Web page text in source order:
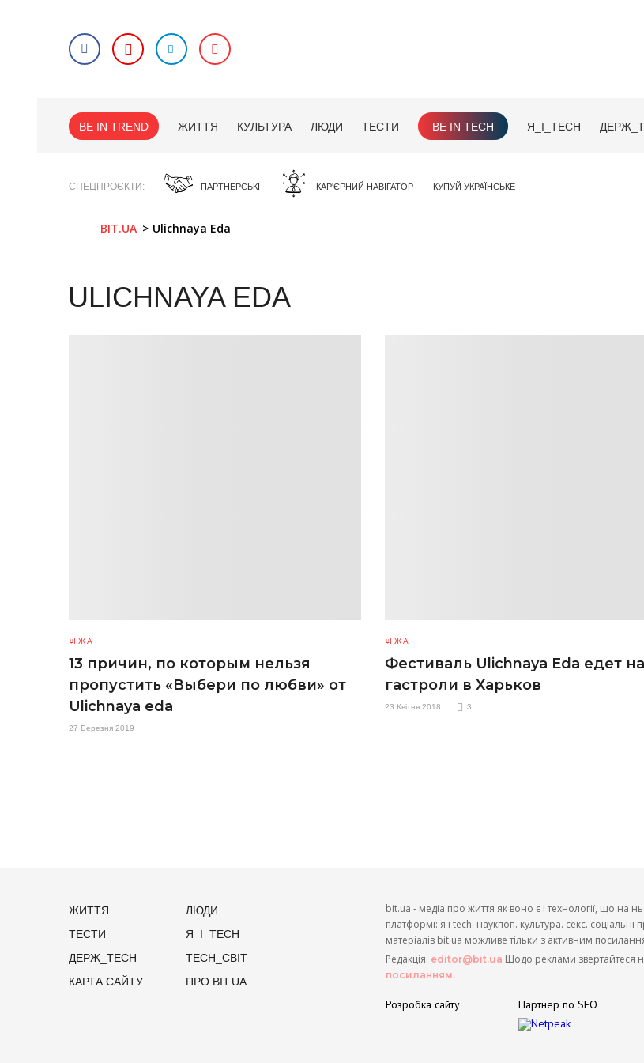
BE IN TREND ЖИТТЯ КУЛЬТУРА ЛЮДИ ТЕСТИ BE IN TECH Я_І_TECH
СПЕЦПРОЄКТИ ПАРТНЕРСЬКІ КАР'ЄРНИЙ НАВІГАТОР КУПУЙ УКРАЇНСЬКЕ
BIT.UA Ulichnaya Eda
ULICHNAYA EDA
ЇЖА
13 причин, по которым нельзя
пропустить «Выбери по любви» от
Ulichnaya eda
27 Березня 2019
ЇЖА
Фестиваль Ulichnaya Eda едет на
гастроли в Харьков
23 Квітня 2018 3
ЖИТТЯ
ЛЮДИ
ТЕСТИ
Я_І_TECH
ДЕРЖ_TECH
TECH_СВІТ
КАРТА САЙТУ
ПРО BIT.UA
bit.ua - медіа про життя як воно є і технології, що на
платформі: я і tech. наукпоп. культура. секс. соціальні
матеріалів bit.ua можливе тільки з активним
Редакція: editor@bit.ua Щодо реклами звертайтеся
посиланням.
Розробка сайту Партнер по SEO